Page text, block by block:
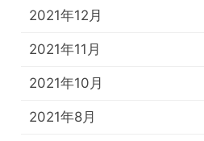
2021年12月
2021年11月
2021年10月
2021年8月